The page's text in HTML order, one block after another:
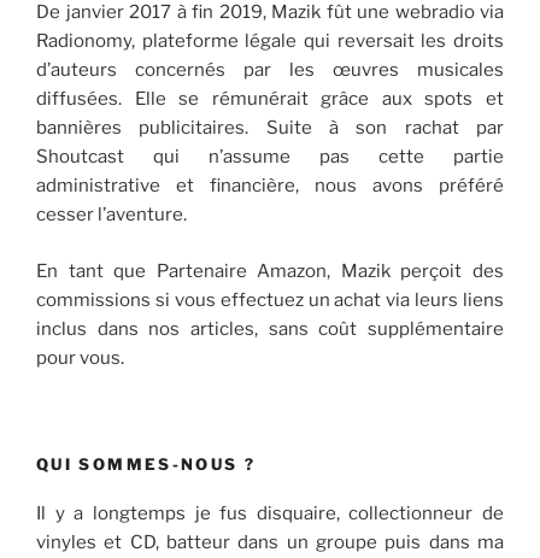
De janvier 2017 à fin 2019, Mazik fût une webradio via
Radionomy, plateforme légale qui reversait les droits
d’auteurs concernés par les œuvres musicales
diffusées. Elle se rémunérait grâce aux spots et
bannières publicitaires. Suite à son rachat par
Shoutcast qui n’assume pas cette partie
administrative et financière, nous avons préféré
cesser l’aventure.
En tant que Partenaire Amazon, Mazik perçoit des
commissions si vous effectuez un achat via leurs liens
inclus dans nos articles, sans coût supplémentaire
pour vous.
QUI SOMMES-NOUS ?
Il y a longtemps je fus disquaire, collectionneur de
vinyles et CD, batteur dans un groupe puis dans ma